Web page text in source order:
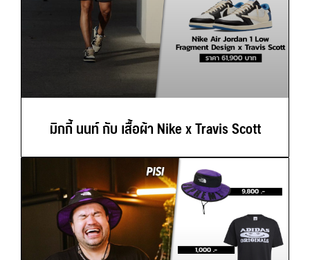
มิกกี้ นนท์ กับ เสื้อผ้า Nike x Travis Scott